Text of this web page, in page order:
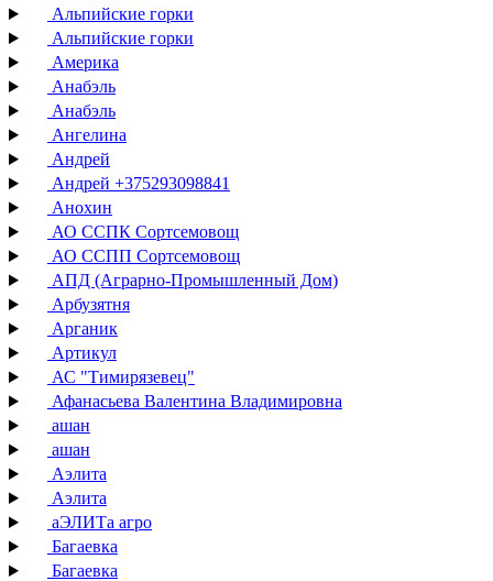
Альпийские горки
Альпийские горки
Америка
Анабэль
Анабэль
Ангелина
Андрей
Андрей +375293098841
Анохин
АО ССПК Сортсемовощ
АО ССПП Сортсемовощ
АПД (Аграрно-Промышленный Дом)
Арбузятня
Арганик
Артикул
АС "Тимирязевец"
Афанасьева Валентина Владимировна
ашан
ашан
Аэлита
Аэлита
аЭЛИТа агро
Багаевка
Багаевка